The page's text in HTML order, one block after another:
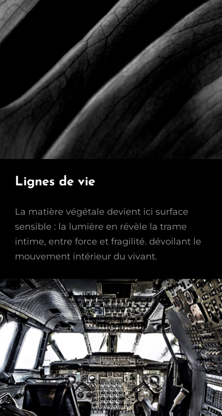
Lignes de vie
La matière végétale devient ici surface
sensible : la lumière en révèle la trame
intime, entre force et fragilité. dévoilant le
mouvement intérieur du vivant.